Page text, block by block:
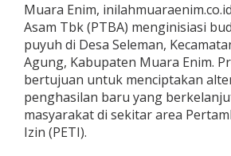
Muara Enim,
Asam Tbk (PTBA) menginisiasi
puyuh di Desa Seleman,
Agung, Kabupaten Muara Enim.
bertujuan untuk menciptakan
penghasilan baru yang
masyarakat di sekitar area
Izin (PETI).